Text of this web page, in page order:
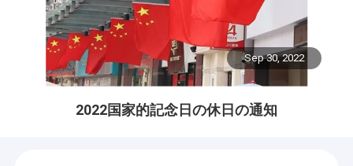
Sep 30, 2022
2022国家的記念日の休日の通知